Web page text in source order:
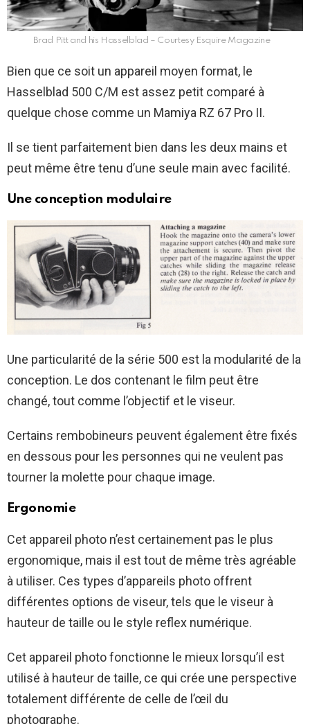
Brad Pitt and his Hasselblad – Courtesy Esquire Magazine
Bien que ce soit un appareil moyen format, le
Hasselblad 500 C/M est assez petit comparé à
quelque chose comme un Mamiya RZ 67 Pro II.
Il se tient parfaitement bien dans les deux mains et
peut même être tenu d’une seule main avec facilité.
Une conception modulaire
Une particularité de la série 500 est la modularité de la
conception. Le dos contenant le film peut être
changé, tout comme l’objectif et le viseur.
Certains rembobineurs peuvent également être fixés
en dessous pour les personnes qui ne veulent pas
tourner la molette pour chaque image.
Ergonomie
Cet appareil photo n’est certainement pas le plus
ergonomique, mais il est tout de même très agréable
à utiliser. Ces types d’appareils photo offrent
différentes options de viseur, tels que le viseur à
hauteur de taille ou le style reflex numérique.
Cet appareil photo fonctionne le mieux lorsqu’il est
utilisé à hauteur de taille, ce qui crée une perspective
totalement différente de celle de l’œil du
photographe.